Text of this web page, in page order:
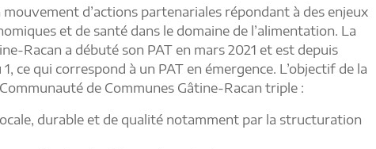
d’actions partenariales répondant à des enjeux
et de santé dans le domaine de l’alimentation. La
Racan a débuté son PAT en mars 2021 et est depuis
ce qui correspond à un PAT en émergence. L’objectif de la
de Communes Gâtine-Racan triple :
durable et de qualité notamment par la structuration